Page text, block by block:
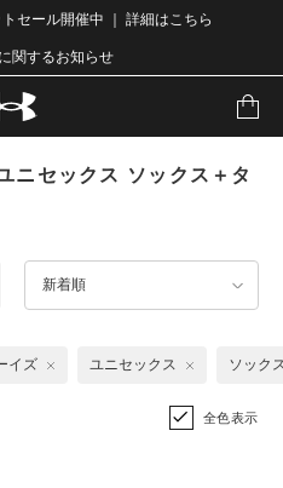
セール開催中 ｜ 詳細はこちら
関するお知らせ
ニセックス ソックス＋タ
新着順
イズ ユニセックス ソック
全色表示